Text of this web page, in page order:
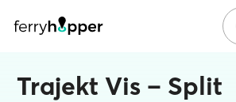
Trajekt Vis – Split